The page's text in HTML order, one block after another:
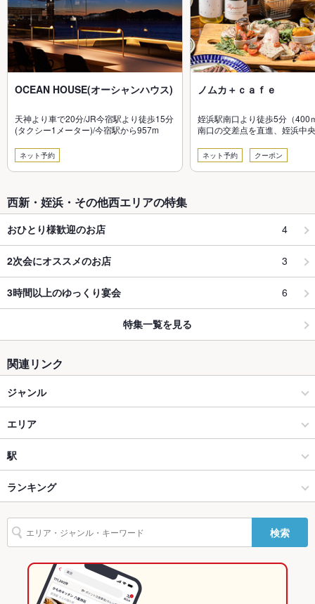
OCEAN HOUSE(オーシャンハウス)
天神より車で20分/JR今宿駅より徒歩15分
(タクシー1メーター)/今宿駅から957m
ネット予約
ノムカ＋ｃａｆｅ
姪浜駅南口より徒歩5分（400
南口の交差点を直進、姪浜中
ネット予約 クーポン
西新・姪浜・その他西エリアの特集
おひとり様歓迎のお店 4
2次会にオススメのお店 3
3時間以上のゆっくり宴会 6
特集一覧を見る
関連リンク
ジャンル
イタリアン・フレンチ
イタリアン
西新・姪浜・その他西エリア × イタリアン・フレンチ
西新・姪浜・その他西エリア × イタリアン
姪浜駅 × イタリアン・フレンチ
姪浜駅 × イタリアン
エリア
姪浜
姪浜 × イタリアン・フレンチ
姪浜 × イタリアン
福岡
福岡 × イタリアン・フレンチ
駅
姪浜駅
ランキング
福岡のグルメランキング
福岡のイタリアン・フレンチランキング
福岡のイタリアンランキング
検索